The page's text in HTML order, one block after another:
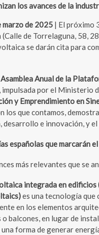
los avances de la
marzo de 2025 | El próximo
de Torrelaguna, 58,
se darán cita para
Asamblea Anual de la
, impulsada por el Ministerio
y Emprendimiento en
los que contamos,
desarrollo e innovación, y
españolas que marcarán
más relevantes que se
integrada en edificios
es una tecnología
en los elementos
o balcones, en lugar de
una forma de generar